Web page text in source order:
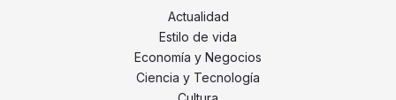
Actualidad
Estilo de vida
Economía y Negocios
Ciencia y Tecnología